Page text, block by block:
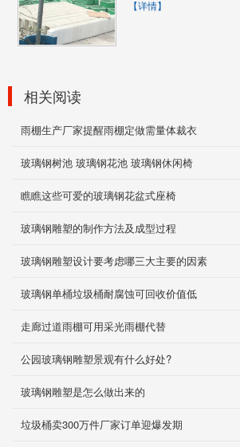
【详情】
相关阅读
雨棚生产厂家提醒雨棚定做需量体裁衣
玻璃钢树池 玻璃钢花池 玻璃钢休闲椅
瞧瞧这些可爱的玻璃钢花盆式座椅
玻璃钢雕塑的制作方法及成型过程
玻璃钢雕塑设计要考虑哪三大主要的因素
玻璃钢单桶垃圾桶耐腐蚀可回收价值低
走廊过道雨棚可用采光雨棚代替
公园玻璃钢雕塑景观有什么好处?
玻璃钢雕塑是怎么做出来的
垃圾桶卖300万件厂家订单迎爆发期
2019-12-03
2019-11-26
琉璃瓦
2019-11-20